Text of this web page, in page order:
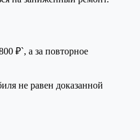
₽`, а за повторное
не равен доказанной